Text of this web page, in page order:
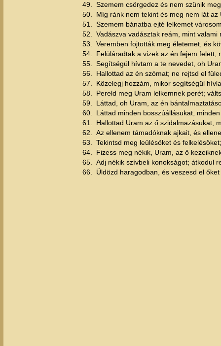
49.
Szemem csörgedez és nem szünik
50.
Míg ránk nem tekint és meg nem lát az
51.
Szemem bánatba ejté lelkemet
52.
Vadászva vadásztak reám, mint
53.
Veremben fojtották meg életemet, és
54.
Felüláradtak a vizek az én fejem felett;
55.
Segítségül hívtam a te nevedet, oh
56.
Hallottad az én szómat; ne rejtsd el
57.
Közelegj hozzám, mikor segítségül
58.
Pereld meg Uram lelkemnek perét;
59.
Láttad, oh Uram, az én
60.
Láttad minden bosszúállásukat,
61.
Hallottad Uram az ő szidalmazásukat,
62.
Az ellenem támadóknak ajkait, és
63.
Tekintsd meg leülésöket és
64.
Fizess meg nékik, Uram, az ő
65.
Adj nékik szívbeli konokságot; átkodul
66.
Üldözd haragodban, és veszesd el